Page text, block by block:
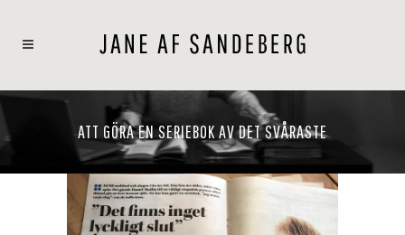
ATT GÖRA EN SERIEBOK AV DET SVÅRASTE